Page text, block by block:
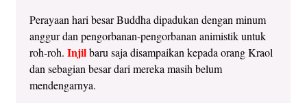
Perayaan hari besar Buddha dipadukan dengan minum
anggur dan pengorbanan-pengorbanan animistik untuk
roh-roh.Injilbaru saja disampaikan kepada orang Kraol
dan sebagian besar dari mereka masih belum
mendengarnya.